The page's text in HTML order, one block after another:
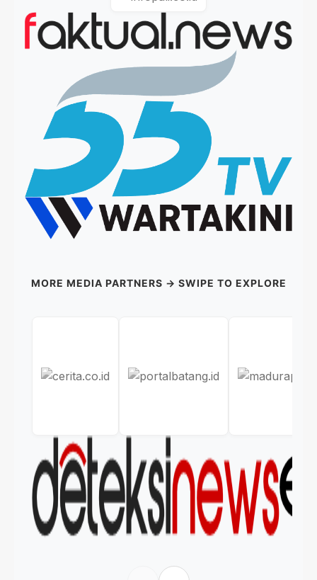
MORE MEDIA PARTNERS → SWIPE TO EXPLORE